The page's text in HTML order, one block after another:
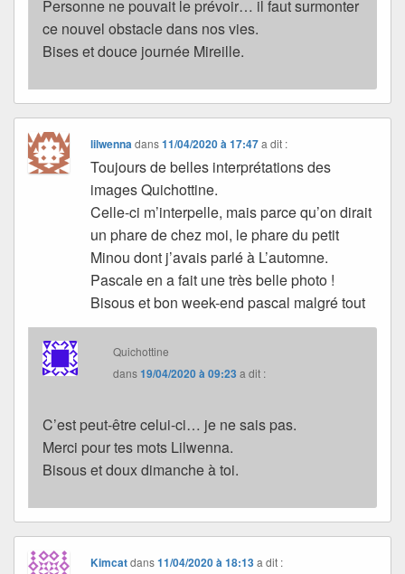
Personne ne pouvait le prévoir… il faut surmonter
ce nouvel obstacle dans nos vies.
Bises et douce journée Mireille.
lilwennadans11/04/2020 à 17:47 a dit :
Toujours de belles interprétations des
images Quichottine.
Celle-ci m’interpelle, mais parce qu’on dirait
un phare de chez moi, le phare du petit
Minou dont j’avais parlé à L’automne.
Pascale en a fait une très belle photo !
Bisous et bon week-end pascal malgré tout
Quichottine
dans19/04/2020 à 09:23 a dit :
C’est peut-être celui-ci… je ne sais pas.
Merci pour tes mots Lilwenna.
Bisous et doux dimanche à toi.
Kimcatdans11/04/2020 à 18:13 a dit :